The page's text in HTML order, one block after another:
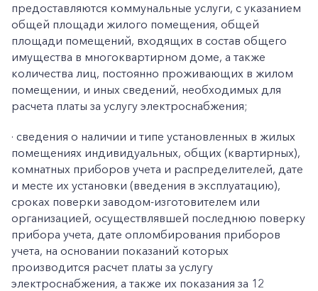
предоставляются коммунальные услуги, с указанием
общей площади жилого помещения, общей
площади помещений, входящих в состав общего
имущества в многоквартирном доме, а также
количества лиц, постоянно проживающих в жилом
помещении, и иных сведений, необходимых для
расчета платы за услугу электроснабжения;
· сведения о наличии и типе установленных в жилых
помещениях индивидуальных, общих (квартирных),
комнатных приборов учета и распределителей, дате
и месте их установки (введения в эксплуатацию),
сроках поверки заводом-изготовителем или
организацией, осуществлявшей последнюю поверку
прибора учета, дате опломбирования приборов
учета, на основании показаний которых
производится расчет платы за услугу
электроснабжения, а также их показания за 12